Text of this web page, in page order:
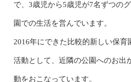
で、3歳児から5歳児が7名ずつの
園での生活を営んでいます。
2016年にできた比較的新しい保育
活動として、近隣の公園へのお出
動をおこなっています。